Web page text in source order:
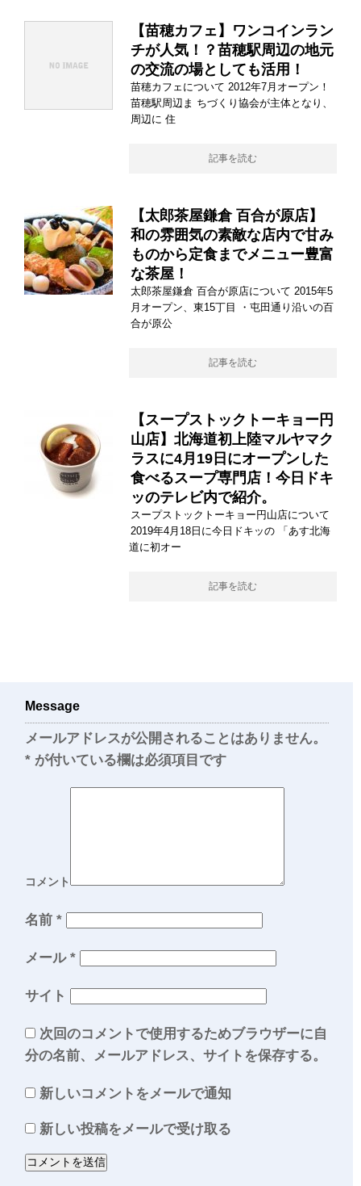
【苗穂カフェ】ワンコインラン
チが人気！？苗穂駅周辺の地元
の交流の場としても活用！
苗穂カフェについて 2012年7月オープン！
苗穂駅周辺ま ちづくり協会が主体となり、
周辺に 住
記事を読む
【太郎茶屋鎌倉 百合が原店】
和の雰囲気の素敵な店内で甘み
ものから定食までメニュー豊富
な茶屋！
太郎茶屋鎌倉 百合が原店について 2015年5
月オープン、東15丁目 ・屯田通り沿いの百
合が原公
記事を読む
【スープストックトーキョー円
山店】北海道初上陸マルヤマク
ラスに4月19日にオープンした
食べるスープ専門店！今日ドキ
ッのテレビ内で紹介。
スープストックトーキョー円山店について
2019年4月18日に今日ドキッの 「あす北海
道に初オー
記事を読む
Message
メールアドレスが公開されることはありません。
* が付いている欄は必須項目です
コメント
名前 *
メール *
サイト
次回のコメントで使用するためブラウザーに自
分の名前、メールアドレス、サイトを保存する。
新しいコメントをメールで通知
新しい投稿をメールで受け取る